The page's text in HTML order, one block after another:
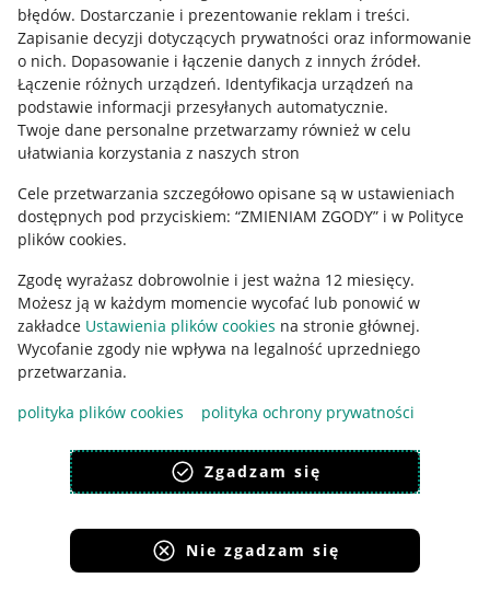
błędów. Dostarczanie i prezentowanie reklam i treści.
Zapisanie decyzji dotyczących prywatności oraz informowanie
o nich. Dopasowanie i łączenie danych z innych źródeł.
Łączenie różnych urządzeń. Identyfikacja urządzeń na
podstawie informacji przesyłanych automatycznie.
Twoje dane personalne przetwarzamy również w celu
ułatwiania korzystania z naszych stron
Cele przetwarzania szczegółowo opisane są w ustawieniach
dostępnych pod przyciskiem: “ZMIENIAM ZGODY” i w Polityce
plików cookies.
Zgodę wyrażasz dobrowolnie i jest ważna 12 miesięcy.
Możesz ją w każdym momencie wycofać lub ponowić w
zakładce Ustawienia plików cookies na stronie głównej.
Wycofanie zgody nie wpływa na legalność uprzedniego
przetwarzania.
polityka plików cookies
polityka ochrony prywatności
Zgadzam się
Nie zgadzam się
Informacje prawne
Regulamin
Polityka plików "cookies"
Ustawienia plików "cookies"
Udostępnianie lokalizacji
Informacje dla Aktu o Usługach Cyfrowych
Pobierz aplikację
Korzystanie z serwisu oznacza akceptacjęregulaminu